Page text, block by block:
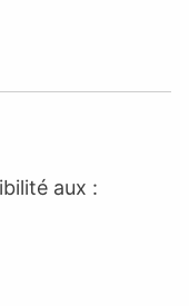
aux :